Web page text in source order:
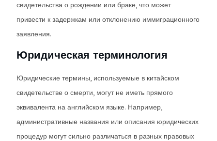
свидетельства о рождении или браке, что может
привести к задержкам или отклонению иммиграционного
заявления.
Юридическая терминология
Юридические термины, используемые в китайском
свидетельстве о смерти, могут не иметь прямого
эквивалента на английском языке. Например,
административные названия или описания юридических
процедур могут сильно различаться в разных правовых